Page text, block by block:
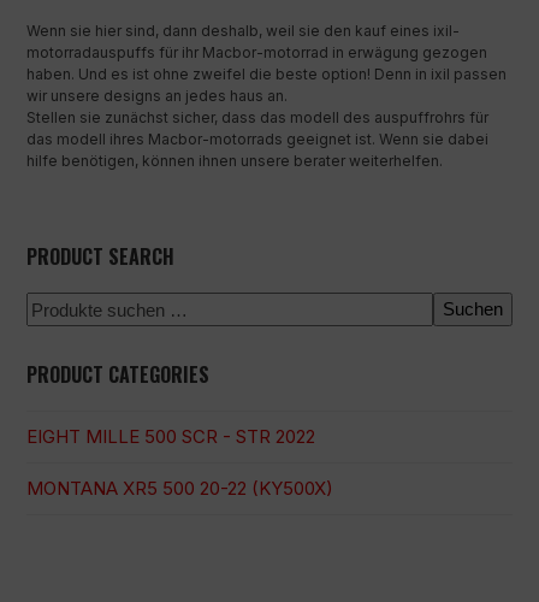
Wenn sie hier sind, dann deshalb, weil sie den kauf eines ixil-
motorradauspuffs für ihr Macbor-motorrad in erwägung gezogen
haben. Und es ist ohne zweifel die beste option! Denn in ixil passen
wir unsere designs an jedes haus an.
Stellen sie zunächst sicher, dass das modell des auspuffrohrs für
das modell ihres Macbor-motorrads geeignet ist. Wenn sie dabei
hilfe benötigen, können ihnen unsere berater weiterhelfen.
PRODUCT SEARCH
Suchen
PRODUCT CATEGORIES
EIGHT MILLE 500 SCR - STR 2022
MONTANA XR5 500 20-22 (KY500X)